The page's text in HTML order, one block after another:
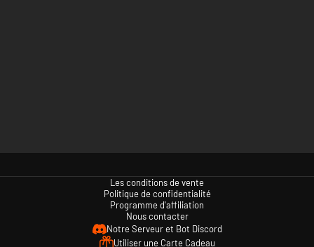
Les conditions de vente
Politique de confidentialité
Programme d'affiliation
Nous contacter
Notre Serveur et Bot Discord
Utiliser une Carte Cadeau